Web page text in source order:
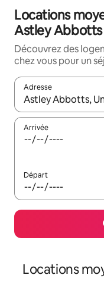
Locations
Astley Abbotts
Découvrez des
chez vous pour un
Adresse
Lorsque les
Arrivée
Départ
Locations